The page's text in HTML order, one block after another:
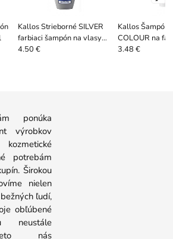
Kallos Strieborné SILVER
farbiaci šampón na vlasy
350ml
4.50 €
Kallos Šampón
COLOUR na
500ml
3.48 €
ponúka
výrobkov
potrebám
Širokou
nielen
ľudí,
obľúbené
neustále
nás